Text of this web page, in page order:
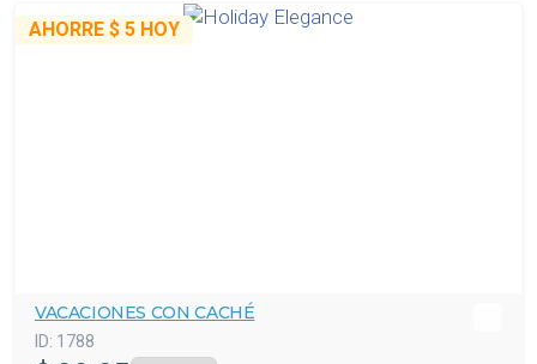
AHORRE $ 5 HOY
VACACIONES CON CACHÉ
ID: 1788